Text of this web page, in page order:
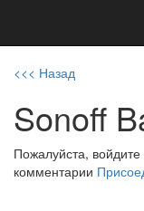
<<< Назад
Sonoff
Пожалуйста,
комментарии